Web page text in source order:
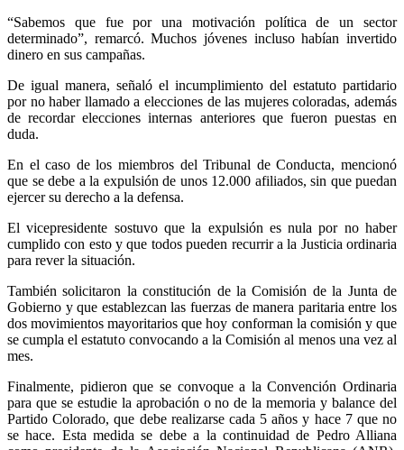
“Sabemos que fue por una motivación política de un sector
determinado”, remarcó. Muchos jóvenes incluso habían invertido
dinero en sus campañas.
De igual manera, señaló el incumplimiento del estatuto partidario
por no haber llamado a elecciones de las mujeres coloradas, además
de recordar elecciones internas anteriores que fueron puestas en
duda.
En el caso de los miembros del Tribunal de Conducta, mencionó
que se debe a la expulsión de unos 12.000 afiliados, sin que puedan
ejercer su derecho a la defensa.
El vicepresidente sostuvo que la expulsión es nula por no haber
cumplido con esto y que todos pueden recurrir a la Justicia ordinaria
para rever la situación.
También solicitaron la constitución de la Comisión de la Junta de
Gobierno y que establezcan las fuerzas de manera paritaria entre los
dos movimientos mayoritarios que hoy conforman la comisión y que
se cumpla el estatuto convocando a la Comisión al menos una vez al
mes.
Finalmente, pidieron que se convoque a la Convención Ordinaria
para que se estudie la aprobación o no de la memoria y balance del
Partido Colorado, que debe realizarse cada 5 años y hace 7 que no
se hace. Esta medida se debe a la continuidad de Pedro Alliana